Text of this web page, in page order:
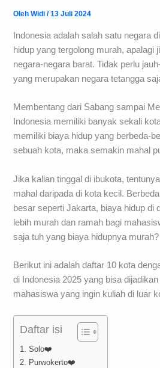
OlehWidi/13 Juli 2024
Indonesia adalah salah satu negara
hidup yang tergolong murah, apalagi
negara-negara barat. Tidak perlu
yang merupakan negara tetangga
Membentang dari Sabang sampai
Indonesia memiliki banyak sekali
memiliki biaya hidup yang berbeda-
sebuah kota, maka semakin mahal
Jika kalian tinggal di ibukota,
mahal daripada di kota kecil.
besar seperti Jakarta, biaya hidup di
lebih murah dan ramah bagi
saja tuh yang biaya hidupnya murah?
Berikut ini adalah daftar 10 kota
di Indonesia 2025 yang bisa
mahasiswa yang ingin kuliah di luar
Daftar isi
1. Solo❤️
2. Purwokerto❤️